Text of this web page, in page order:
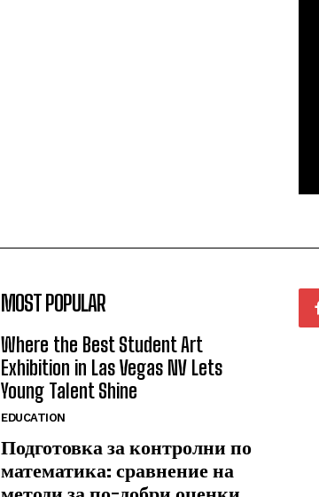
MOST POPULAR
Where the Best Student Art
Exhibition in Las Vegas NV Lets
Young Talent Shine
EDUCATION
Подготовка за контролни по
математика: сравнение на